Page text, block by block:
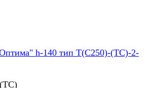
h-140 тип Т(С250)-(ТС)-2-